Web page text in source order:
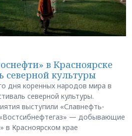
в Красноярске
северной культуры
дня коренных народов мира в
северной культуры.
выступили «Славнефть-
«Востсибнефтегаз» — добывающие
в Красноярском крае